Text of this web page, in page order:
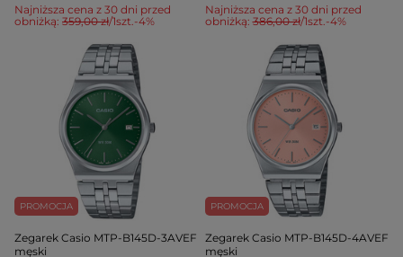
Najniższa cena z 30 dni przed
obniżką: 359,00 zł/1szt.-4%
Najniższa cena z 30 dni przed
obniżką:386,00 zł/1szt.-4%
PROMOCJA
Zegarek Casio MTP-B145D-3AVEF
męski
PROMOCJA
Zegarek Casio MTP-B145D-4AVEF
męski